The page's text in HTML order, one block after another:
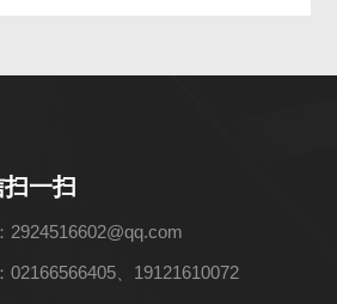
一扫
2924516602@qq.com
02166566405、19121610072